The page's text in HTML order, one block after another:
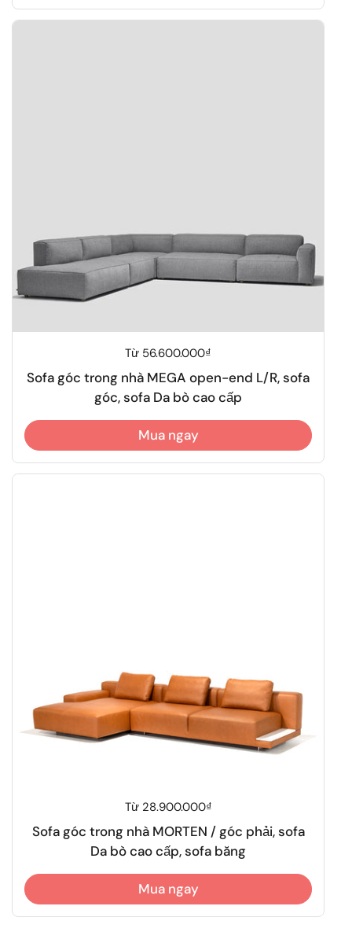
Giá thông thường
Từ 56.600.000₫
Sofa góc trong nhà MEGA open-end L/R, sofa
góc, sofa Da bò cao cấp
Mua ngay
Giá thông thường
Từ 28.900.000₫
Sofa góc trong nhà MORTEN / góc phải, sofa
Da bò cao cấp, sofa băng
Mua ngay